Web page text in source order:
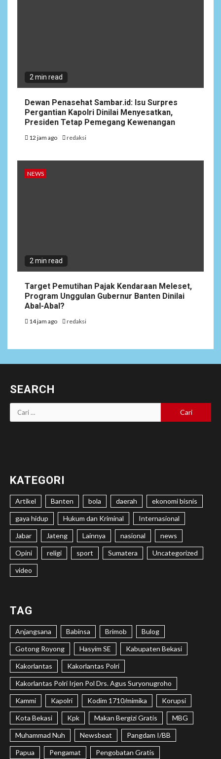
2 min read
Dewan Penasehat Sambar.id: Isu Surpres
Pergantian Kapolri Dinilai Menyesatkan,
Presiden Tetap Pemegang Kewenangan
12 jam ago redaksi
NEWS
2 min read
Target Pemutihan Pajak Kendaraan Meleset,
Program Unggulan Gubernur Banten Dinilai
Abal-Abal?
14 jam ago redaksi
SEARCH
Cari
untuk:
KATEGORI
Artikel Banten bola daerah ekonomi bisnis
gaya hidup Hukum dan Kriminal Internasional
Jabar Jateng Lainnya nasional news
Opini religi sport Sumatera Uncategorized
video
TAG
Anjangsana Babinsa Brimob Bulog
Gotong Royong Hasyim SE Kabupaten Bekasi
Kakorlantas Kakorlantas Polri
Kakorlantas Polri Irjen Pol Drs. Agus Suryonugroho
Kammi Kapolri Kodim 1710/mimika Korupsi
Kota Bekasi Kpk Makan Bergizi Gratis MBG
Muhammad Nuh Newsbeat Pangdam I/BB
Papua Pengamat Pengobatan Gratis